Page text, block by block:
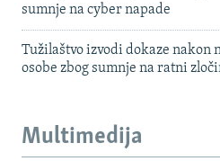
sumnje na cyber napade
Tužilaštvo izvodi dokaze nakon
osobe zbog sumnje na ratni
Multimedija